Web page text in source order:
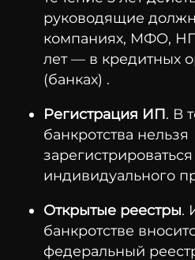
руководящие
компаниях, МФО,
лет — в кредитных
(банках) .
Регистрация ИП. В
банкротства нельзя
индивидуального
Открытые реестры.
банкротстве
федеральный